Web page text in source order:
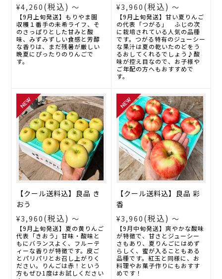
¥4,260 (税込) ～
【9月上旬発送】もりやま園
収穫１番手の未希ライフ、そ
のさっぱりとした甘みと酸
味、みずみずしい食感と芳醇
な香りは、まだ残暑が厳しい
晩夏にぴったりのりんごで
す。
¥3,960 (税込) ～
【9月上旬発送】甘い夏りんご
の代表「つがる」 ふじの次
に栽培されている人気の品種
です。つがる特有のジューシー
な果汁は夏の乾いたのどをう
るおしてくれるでしょう♪酸
味が控え目なので、お子様や
ご年配の方へもおすすめで
す。
【クール送料込】良品 き
おう
¥3,960 (税込) ～
【9月上旬発送】夏の黄りんご
代表「きおう」甘味・酸味と
もにバランスよく、フルーテ
ィーな香りが特徴です。皮ご
とパリパリとお召し上がりく
ださい。りんごは赤！という
方もぜひ1度はお試しください
【クール送料込】良品 彩
香
¥3,960 (税込) ～
【9月中旬発送】爽やかな酸味
が特徴で、甘さとジューシー
さもあり、夏りんごにはめず
らしく、蜜が入ることもある
品種です。紅玉と同様に、お
料理やお菓子作りにもおすす
めです！